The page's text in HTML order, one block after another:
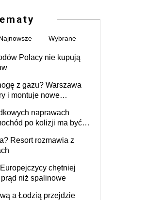
Wybrane
Polacy nie kupują
z gazu? Warszawa
i montuje nowe
naprawach
po kolizji ma być
Resort rozmawia z
chętniej
niż spalinowe
a Łodzią przejdzie